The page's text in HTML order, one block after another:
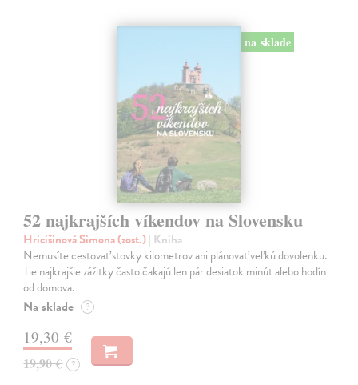
na sklade
52 najkrajších víkendov na Slovensku
Hricišinová Simona (zost.)| Kniha
Nemusíte cestovať stovky kilometrov ani plánovať veľkú dovolenku.
Tie najkrajšie zážitky často čakajú len pár desiatok minút alebo hodín
od domova.
Na sklade ?
19,30 €
19,90 € ?